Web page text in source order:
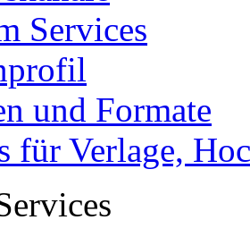
Services
und Formate
für Verlage,